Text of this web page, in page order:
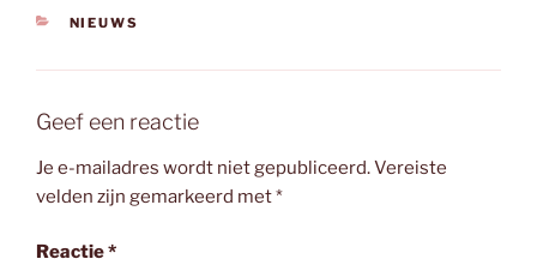
CATEGORIEËN
NIEUWS
Geef een reactie
Je e-mailadres wordt niet gepubliceerd.Vereiste
velden zijn gemarkeerd met*
Reactie*